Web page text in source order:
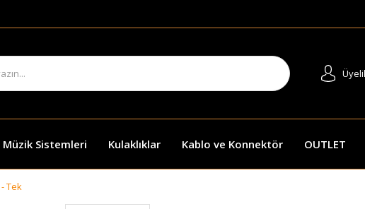
Müzik Sistemleri Kulaklıklar Kablo ve Konnektör OUTLET
Tek